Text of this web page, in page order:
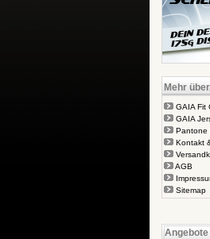
Mehr
GAIA Fit
GAIA
Pantone
Kontakt
AGB
Sitemap
Angebote